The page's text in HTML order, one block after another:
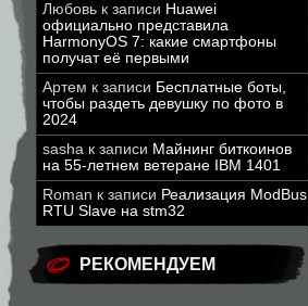
Любовь к записи Huawei
официально представила
HarmonyOS 7: какие смартфоны
получат её первыми
Артем к записи Бесплатные боты,
чтобы раздеть девушку по фото в
2024
sasha к записи Майнинг биткоинов
на 55-летнем ветеране IBM 1401
Roman к записи Реализация ModBus
RTU Slave на stm32
РЕКОМЕНДУЕМ